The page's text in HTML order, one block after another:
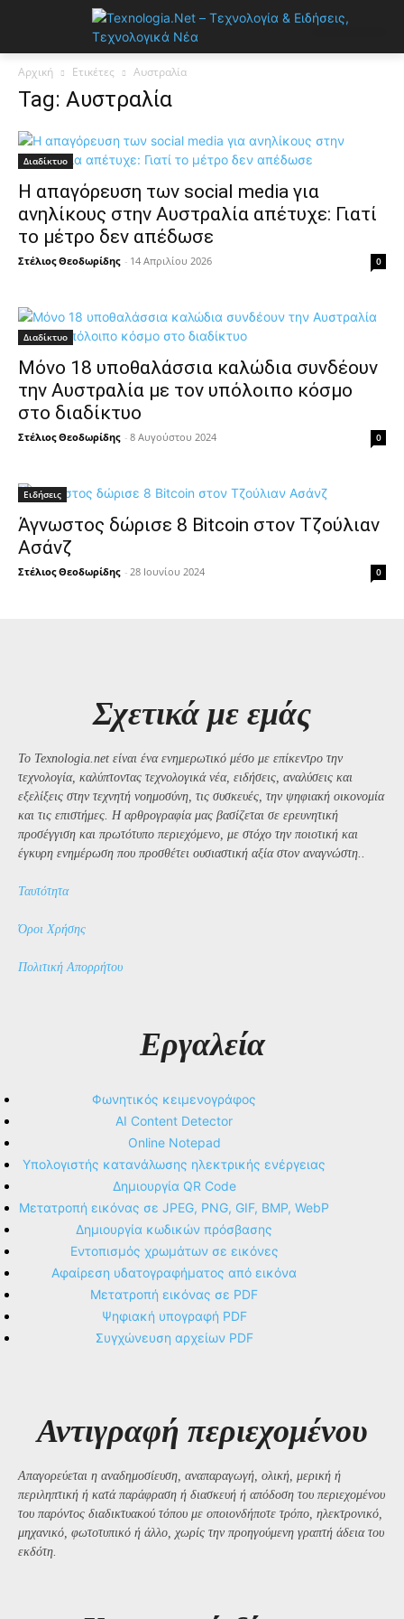
Αρχική Ετικέτες Αυστραλία
Tag: Αυστραλία
Διαδίκτυο
Η απαγόρευση των social media για
ανηλίκους στην Αυστραλία απέτυχε: Γιατί
το μέτρο δεν απέδωσε
Στέλιος Θεοδωρίδης - 14 Απριλίου 2026 0
Διαδίκτυο
Μόνο 18 υποθαλάσσια καλώδια συνδέουν
την Αυστραλία με τον υπόλοιπο κόσμο
στο διαδίκτυο
Στέλιος Θεοδωρίδης - 8 Αυγούστου 2024 0
Ειδήσεις
Άγνωστος δώρισε 8 Bitcoin στον Τζούλιαν
Ασάνζ
Στέλιος Θεοδωρίδης - 28 Ιουνίου 2024 0
Σχετικά με εμάς
Το Texnologia.net είναι ένα ενημερωτικό μέσο με επίκεντρο την
τεχνολογία, καλύπτοντας τεχνολογικά νέα, ειδήσεις, αναλύσεις και
εξελίξεις στην τεχνητή νοημοσύνη, τις συσκευές, την ψηφιακή οικονομία
και τις επιστήμες. Η αρθρογραφία μας βασίζεται σε ερευνητική
προσέγγιση και πρωτότυπο περιεχόμενο, με στόχο την ποιοτική και
έγκυρη ενημέρωση που προσθέτει ουσιαστική αξία στον αναγνώστη..
Ταυτότητα
Όροι Χρήσης
Πολιτική Απορρήτου
Εργαλεία
Φωνητικός κειμενογράφος
AI Content Detector
Online Notepad
Υπολογιστής κατανάλωσης ηλεκτρικής ενέργειας
Δημιουργία QR Code
Μετατροπή εικόνας σε JPEG, PNG, GIF, BMP, WebP
Δημιουργία κωδικών πρόσβασης
Εντοπισμός χρωμάτων σε εικόνες
Αφαίρεση υδατογραφήματος από εικόνα
Μετατροπή εικόνας σε PDF
Ψηφιακή υπογραφή PDF
Συγχώνευση αρχείων PDF
Αντιγραφή περιεχομένου
Απαγορεύεται η αναδημοσίευση, αναπαραγωγή, ολική, μερική ή
περιληπτική ή κατά παράφραση ή διασκευή ή απόδοση του περιεχομένου
του παρόντος διαδικτυακού τόπου με οποιονδήποτε τρόπο, ηλεκτρονικό,
μηχανικό, φωτοτυπικό ή άλλο, χωρίς την προηγούμενη γραπτή άδεια του
εκδότη.